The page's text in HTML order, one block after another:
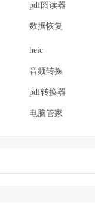
pdf阅读器
数据恢复
heic
音频转换
pdf转换器
电脑管家